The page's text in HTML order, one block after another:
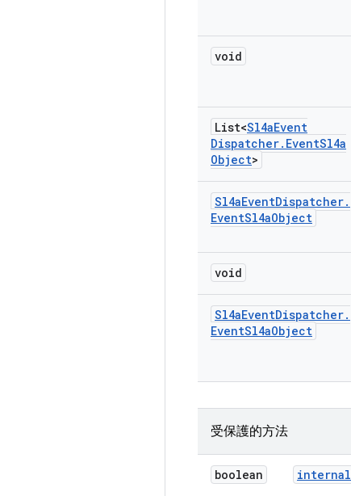
void
List<Sl4aEvent
Dispatcher. EventSl4a
Object>
Sl4aEventDispatcher.
EventSl4aObject
void
Sl4aEventDispatcher.
EventSl4aObject
受保護的方法
boolean internal